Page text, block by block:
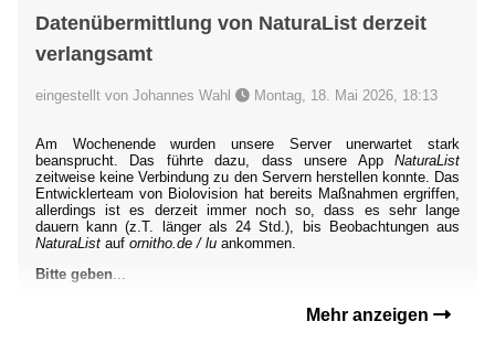
Datenübermittlung von NaturaList derzeit
verlangsamt
eingestellt von Johannes Wahl Montag, 18. Mai 2026, 18:13
Am Wochenende wurden unsere Server unerwartet stark
beansprucht. Das führte dazu, dass unsere App NaturaList
zeitweise keine Verbindung zu den Servern herstellen konnte. Das
Entwicklerteam von Biolovision hat bereits Maßnahmen ergriffen,
allerdings ist es derzeit immer noch so, dass es sehr lange
dauern kann (z.T. länger als 24 Std.), bis Beobachtungen aus
NaturaList auf ornitho.de / lu ankommen.
Bitte geben
Mehr anzeigen